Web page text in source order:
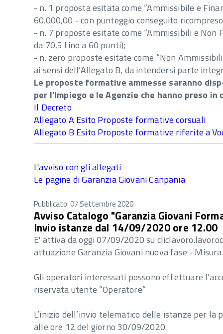
- n. 1 proposta esitata come “Ammissibile e
60.000,00 - con punteggio conseguito
- n. 7 proposte esitate come “Ammissibili e Non
da 70,5 fino a 60 punti);
- n. zero proposte esitate come “Non
ai sensi dell’Allegato B, da intendersi parte
Le proposte formative ammesse saranno
per l'Impiego e le Agenzie che hanno preso
Il Decreto
Allegato A Esito Proposte formative corsuali
Allegato B Esito Proposte formative riferite a
L'avviso con gli allegati
Le pagine di Garanzia Giovani Canpania
Pubblicato: 07 Settembre 2020
Avviso Catalogo "Garanzia Giovani
Invio istanze dal 14/09/2020 ore 12.00
E' attiva da oggi 07/09/2020 su
attuazione Garanzia Giovani nuova fase -
Gli operatori interessati possono effettuare
riservata utente “Operatore”
L’inizio dell’invio telematico delle istanze per
alle ore 12 del giorno 30/09/2020.